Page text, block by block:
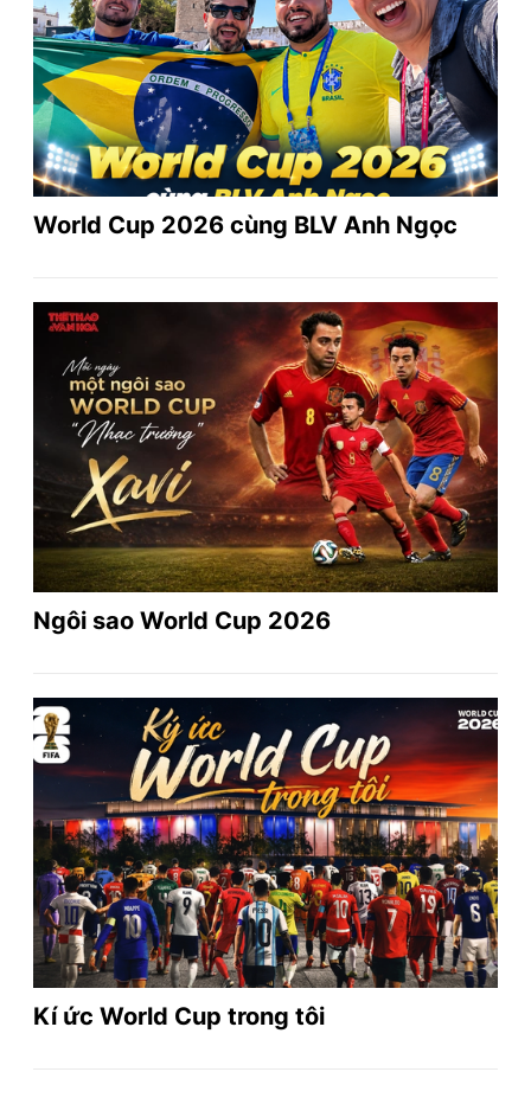
World Cup 2026 cùng BLV Anh Ngọc
Ngôi sao World Cup 2026
Kí ức World Cup trong tôi